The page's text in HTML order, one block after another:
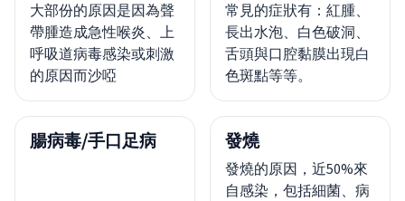
大部份的原因是因為聲
帶腫造成急性喉炎、上
呼吸道病毒感染或刺激
的原因而沙啞
常見的症狀有：紅腫、
長出水泡、白色破洞、
舌頭與口腔黏膜出現白
色斑點等等。
腸病毒/手口足病 發燒
發燒的原因，近50%來
自感染，包括細菌、病